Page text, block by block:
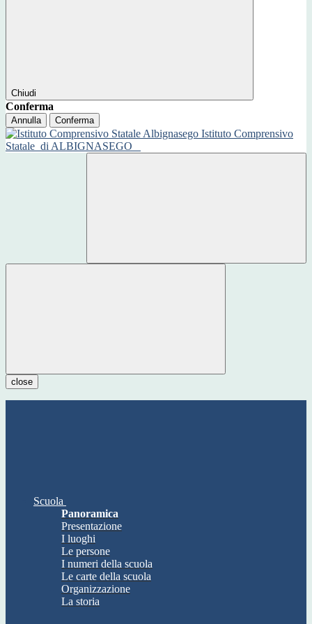
Chiudi
Conferma
Annulla Conferma
Istituto Comprensivo
Statale di ALBIGNASEGO
close
Scuola
Panoramica
Presentazione
I luoghi
Le persone
I numeri della scuola
Le carte della scuola
Organizzazione
La storia